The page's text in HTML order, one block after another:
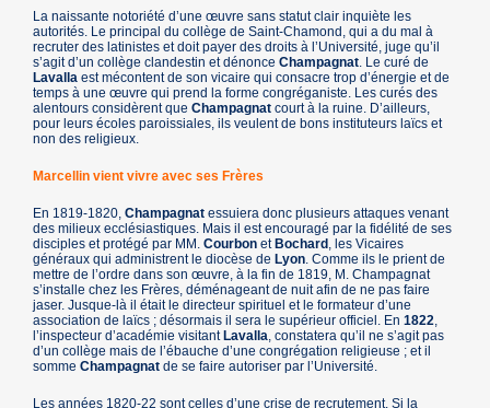
La naissante notoriété d’une œuvre sans statut clair inquiète les
autorités. Le principal du collège de Saint-Chamond, qui a du mal à
recruter des latinistes et doit payer des droits à l’Université, juge qu’il
s’agit d’un collège clandestin et dénonceChampagnat. Le curé de
Lavallaest mécontent de son vicaire qui consacre trop d’énergie et de
temps à une œuvre qui prend la forme congréganiste. Les curés des
alentours considèrent queChampagnatcourt à la ruine. D’ailleurs,
pour leurs écoles paroissiales, ils veulent de bons instituteurs laïcs et
non des religieux.
Marcellin vient vivre avec ses Frères
En 1819-1820,Champagnatessuiera donc plusieurs attaques venant
des milieux ecclésiastiques. Mais il est encouragé par la fidélité de ses
disciples et protégé par MM.Courbonet Bochard , les Vicaires
généraux qui administrent le diocèse de Lyon. Comme ils le prient de
mettre de l’ordre dans son œuvre, à la fin de 1819, M. Champagnat
s’installe chez les Frères, déménageant de nuit afin de ne pas faire
jaser. Jusque-là il était le directeur spirituel et le formateur d’une
association de laïcs ; désormais il sera le supérieur officiel. En1822,
l’inspecteur d’académie visitant Lavalla, constatera qu’il ne s’agit pas
d’un collège mais de l’ébauche d’une congrégation religieuse ; et il
sommeChampagnatde se faire autoriser par l’Université.
Les années 1820-22 sont celles d’une crise de recrutement. Si la